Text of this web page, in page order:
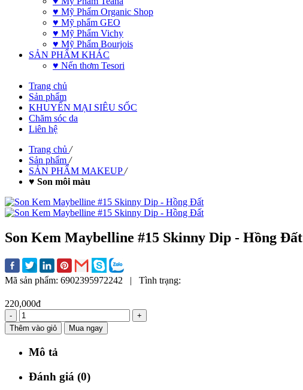
♥ Mỹ Phẩm Organic Shop
♥ Mỹ phẩm GEO
♥ Mỹ Phẩm Vichy
♥ Mỹ Phẩm Bourjois
SẢN PHẨM KHÁC
♥ Nến thơm Tesori
Trang chủ
Sản phẩm
KHUYẾN MẠI SIÊU SỐC
Chăm sóc da
Liên hệ
Trang chủ /
Sản phẩm /
SẢN PHẨM MAKEUP /
♥ Son môi màu
Son Kem Maybelline #15 Skinny Dip - Hồng Đất
Mã sản phẩm: 6902395972242 | Tình trạng:
220,000đ
-
+
Thêm vào giỏ
Mua ngay
Mô tả
Đánh giá (0)